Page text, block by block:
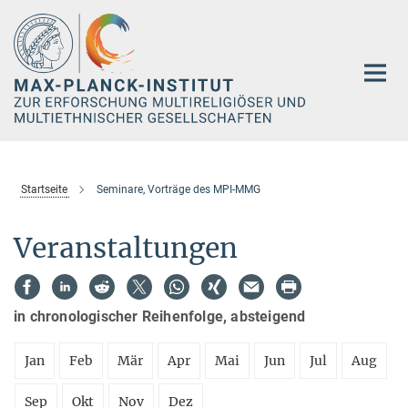
Hauptinhalt
Startseite Seminare, Vorträge des MPI-MMG
Veranstaltungen
in chronologischer Reihenfolge, absteigend
Jan Feb Mär Apr Mai Jun Jul Aug
Sep Okt Nov Dez